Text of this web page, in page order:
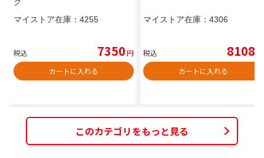
マイストア在庫： 4255
税込 7350円
カートに入れる
マイストア在庫： 4306
税込 8108
カートに入れる
このカテゴリをもっと見る